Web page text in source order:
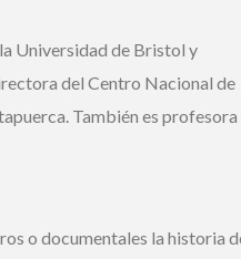
Universidad de Bristol y
del Centro Nacional de
También es profesora
o documentales la historia de